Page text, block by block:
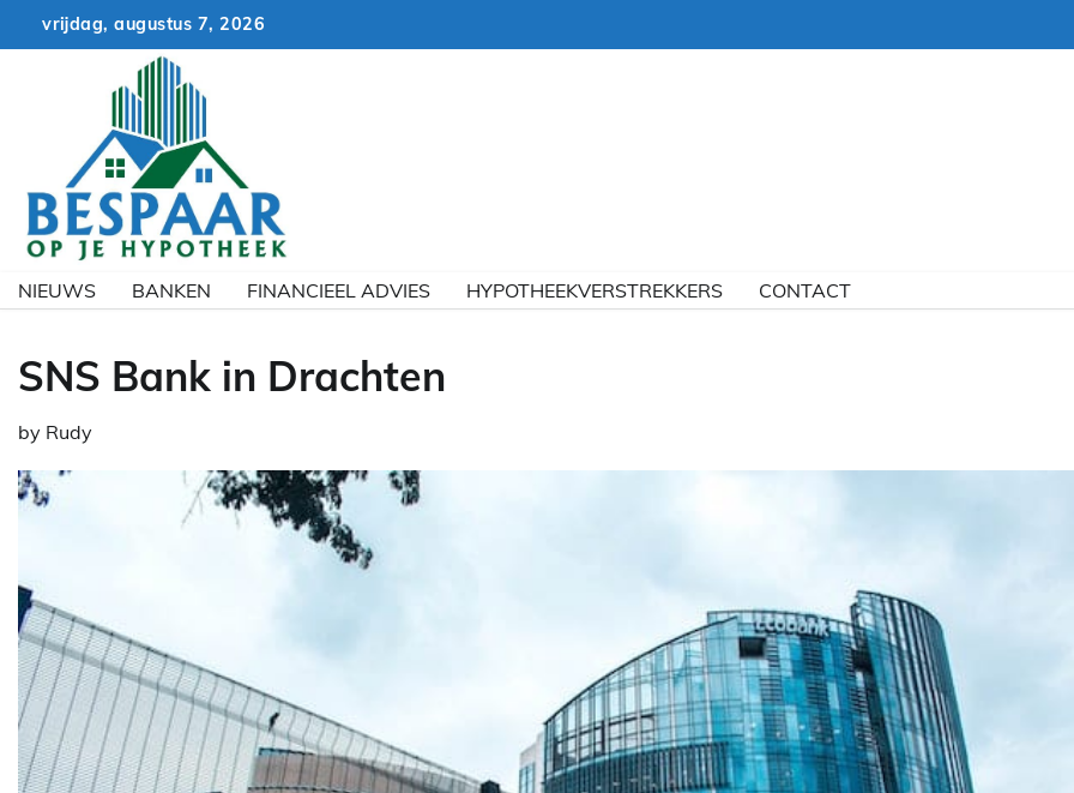
vrijdag, augustus 7, 2026
NIEUWS BANKEN FINANCIEEL ADVIES HYPOTHEEKVERSTREKKERS CONTACT
SNS Bank in Drachten
by Rudy